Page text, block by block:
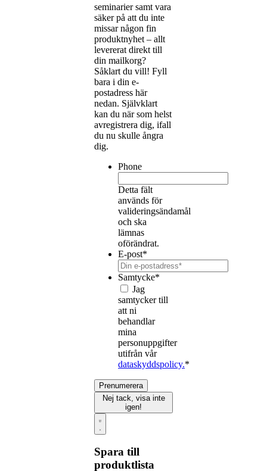
seminarier samt vara
säker på att du inte
missar någon fin
produktnyhet – allt
levererat direkt till
din mailkorg?
Såklart du vill! Fyll
bara i din e-
postadress här
nedan. Självklart
kan du när som helst
avregistrera dig, ifall
du nu skulle ångra
dig.
Phone
Detta fält
används för
valideringsändamål
och ska
lämnas
oförändrat.
E-post*
Samtycke*
Jag
samtycker till
att ni
behandlar
mina
personuppgifter
utifrån vår
dataskyddspolicy.*
Prenumerera
Nej tack, visa inte
igen!
Spara till
produktlista